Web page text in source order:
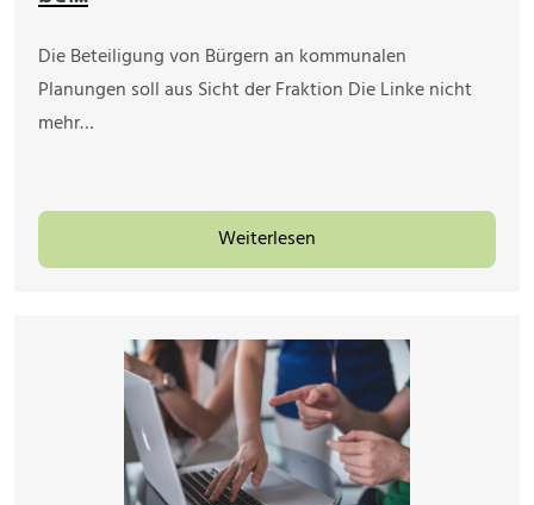
Die Beteiligung von Bürgern an kommunalen
Planungen soll aus Sicht der Fraktion Die Linke nicht
mehr…
Weiterlesen